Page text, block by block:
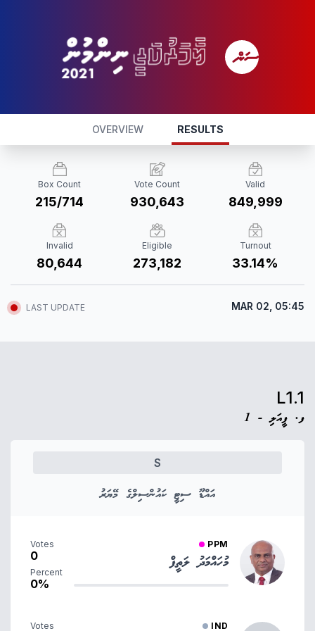
RESULTS
OVERVIEW
Box Count
215/714
Vote Count
930,643
Valid
849,999
Invalid
80,644
Eligible
273,182
Turnout
33.14%
LAST UPDATE MAR 02, 05:45
L1.1
ފ. ފީއަލި - 1
S
އައްޑޫ ސިޓީ ކައުންސިލްގެ މޭޔަރު
PPM
މުހައްމަދު ލަތީފް
Votes
0
Percent
0%
IND
Votes